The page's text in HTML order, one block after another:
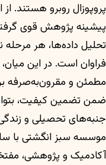
پروپوزال روبرو هستند.
پیشینه پژوهش قوی
تحلیل داده‌ها، هر
فراوان است. در این
مطمئن و مقرون‌به‌صرفه
ضمن تضمین کیفیت،
جنبه‌های تحصیلی و زندگی
موسسه سبز انگشتی با
آکادمیک و پژوهشی،